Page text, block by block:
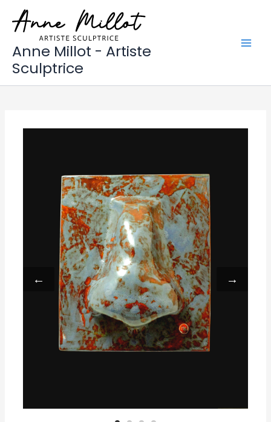
contenu
Anne Millot - Artiste
Sculptrice
← →